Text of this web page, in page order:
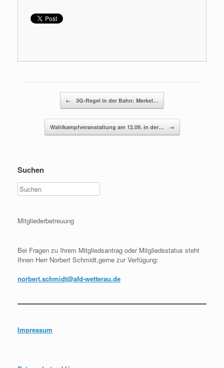
← 3G-Regel in der Bahn: Merkel…
Wahlkampfveranstaltung am 12.09. in der… →
Suchen
Mitgliederbetreuung
Bei Fragen zu Ihrem Mitgliedsantrag oder Mitgliedsstatus steht
Ihnen Herr Norbert Schmidt,gerne zur Verfügung:
norbert.schmidt@afd-wetterau.de
Impressum